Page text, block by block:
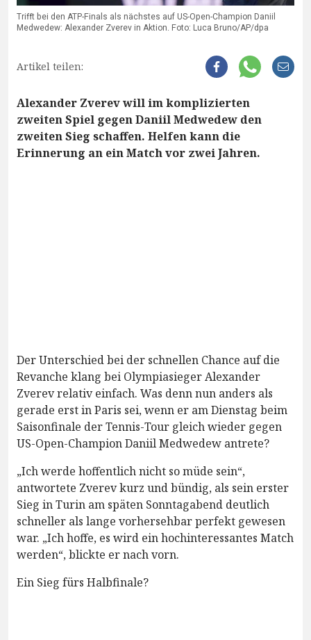
Trifft bei den ATP-Finals als nächstes auf US-Open-Champion Daniil
Medwedew: Alexander Zverev in Aktion. Foto: Luca Bruno/AP/dpa
Artikel teilen:
Alexander Zverev will im komplizierten
zweiten Spiel gegen Daniil Medwedew den
zweiten Sieg schaffen. Helfen kann die
Erinnerung an ein Match vor zwei Jahren.
Der Unterschied bei der schnellen Chance auf die
Revanche klang bei Olympiasieger Alexander
Zverev relativ einfach. Was denn nun anders als
gerade erst in Paris sei, wenn er am Dienstag beim
Saisonfinale der Tennis-Tour gleich wieder gegen
US-Open-Champion Daniil Medwedew antrete?
„Ich werde hoffentlich nicht so müde sein“,
antwortete Zverev kurz und bündig, als sein erster
Sieg in Turin am späten Sonntagabend deutlich
schneller als lange vorhersehbar perfekt gewesen
war. „Ich hoffe, es wird ein hochinteressantes Match
werden“, blickte er nach vorn.
Ein Sieg fürs Halbfinale?